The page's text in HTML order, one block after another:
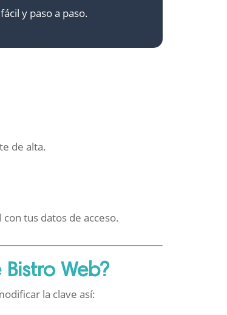
y paso a paso.
de alta.
tus datos de acceso.
Web?
la clave así: